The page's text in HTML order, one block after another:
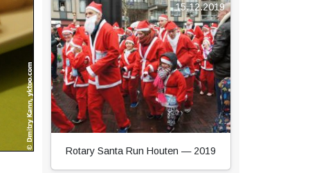
15.12.2019
Rotary Santa Run Houten — 2019